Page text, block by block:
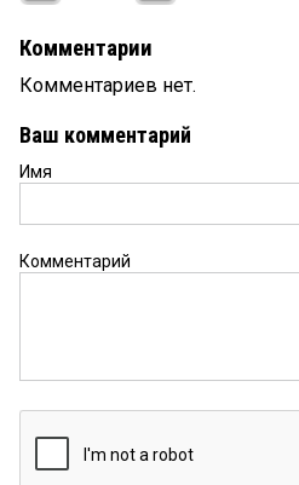
Комментарии
Комментариев нет.
Ваш комментарий
Имя
Комментарий